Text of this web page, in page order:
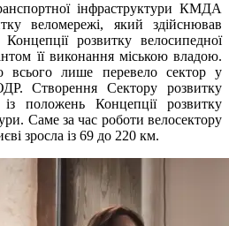
інфраструктури КМДА
веломережі, який здійснював
розвитку велосипедної
її виконання міською владою.
всього лише перевело сектор у
Створення Сектору розвитку
положень Концепції розвитку
Саме за час роботи велосектору
зросла із 69 до 220 км.